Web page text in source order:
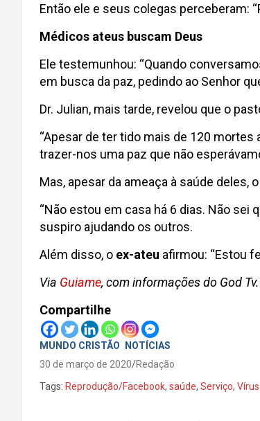
Então ele e seus colegas perceberam:
Médicos ateus buscam Deus
Ele testemunhou: “Quando
em busca da paz, pedindo ao Senhor
Dr. Julian, mais tarde, revelou que o
“Apesar de ter tido mais de 120
trazer-nos uma paz que não
Mas, apesar da ameaça à saúde deles,
“Não estou em casa há 6 dias. Não sei
suspiro ajudando os outros.
Além disso, o ex-ateu afirmou: “Estou
Via Guiame, com informações do God Tv.
Compartilhe
MUNDO CRISTÃO
NOTÍCIAS
30 de março de 2020 Redação
Tags: Reprodução/Facebook, saúde, Serviço, Vírus